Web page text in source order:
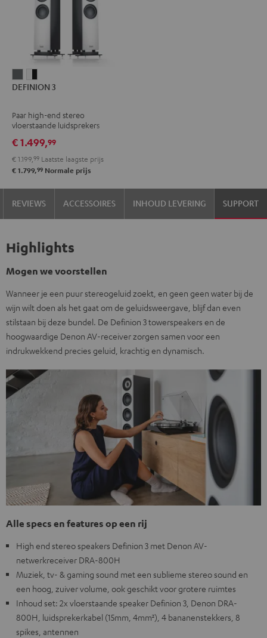
3
3
DEFINION 3
Paar high-end stereo
vloerstaande luidsprekers
€ 1.499,99
€ 1.199, 99 Laatste laagste prijs
€ 1.799,99 Normale prijs
REVIEWS ACCESSOIRES INHOUD LEVERING SUPPORT
Highlights
Mogen we voorstellen
Wanneer je een puur stereogeluid zoekt, en geen geen water bij de
wijn wilt doen als het gaat om de geluidsweergave, blijf dan even
stilstaan bij deze bundel. De Definion 3 towerspeakers en de
hoogwaardige Denon AV-receiver zorgen samen voor een
indrukwekkend precies geluid, krachtig en dynamisch.
Alle specs en features op een rij
High end stereo speakers Definion 3 met Denon AV-
netwerkreceiver DRA-800H
Muziek, tv- & gaming sound met een sublieme stereo sound en
een hoog, zuiver volume, ook geschikt voor grotere ruimtes
Inhoud set: 2x vloerstaande speaker Definion 3, Denon DRA-
800H, luidsprekerkabel (15mm, 4mm²), 4 bananenstekkers, 8
spikes, antennen